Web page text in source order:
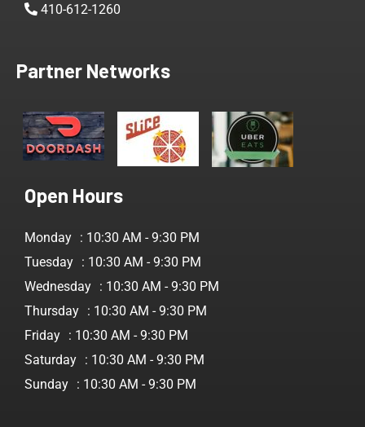
410-612-1260
Partner Networks
Open Hours
Monday : 10:30 AM - 9:30 PM
Tuesday : 10:30 AM - 9:30 PM
Wednesday : 10:30 AM - 9:30 PM
Thursday : 10:30 AM - 9:30 PM
Friday : 10:30 AM - 9:30 PM
Saturday : 10:30 AM - 9:30 PM
Sunday : 10:30 AM - 9:30 PM